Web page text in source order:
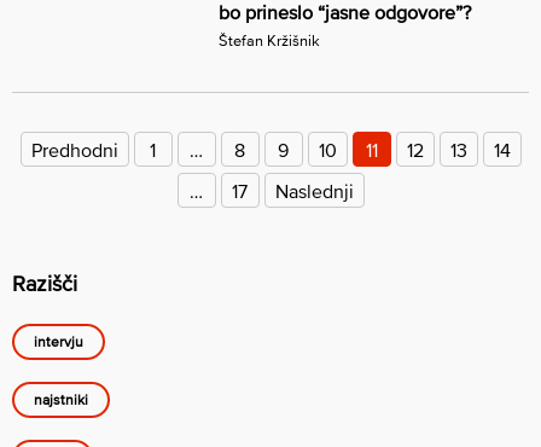
bo prineslo “jasne odgovore”?
Štefan Kržišnik
prispevkov
Predhodni 1 8 9 10 11 12 13
14
17 Naslednji
Razišči
intervju
najstniki